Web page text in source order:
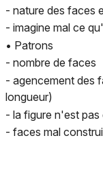
- nature des faces
- imagine mal ce
• Patrons
- nombre de faces
- agencement des
longueur)
- la figure n'est
- faces mal